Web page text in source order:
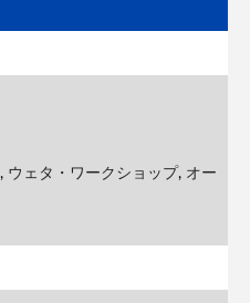
, ウェタ・ワークショップ, オー